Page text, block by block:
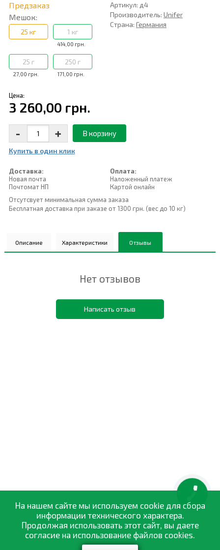
Предзаказ
Мешок:
25 кг
414,00 грн.
1 кг
27,00 грн.
25 г
171,00 грн.
250 г
Артикул: д4
Производитель: Unifer
Страна: Германия
Цена:
3 260,00 грн.
- + В корзину
Купить в один клик
Доставка:
Новая почта
Почтомат НП
Оплата:
Наложенный платеж
Картой онлайн
Отсутсвует минимальная сумма заказа
Бесплатная доставка при заказе от 1300 грн. (вес до 10 кг)
Описание Характеристики Отзывы
Нет отзывов
Написать отзыв
На нашем сайте мы используем cookie для сбора
информации технического характера.
Продолжая использовать этот сайт, вы даете
согласие на использование файлов cookies.